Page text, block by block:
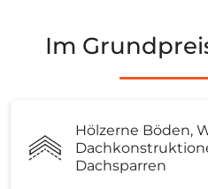
Im
Hölzerne Böden,
Dachsparren